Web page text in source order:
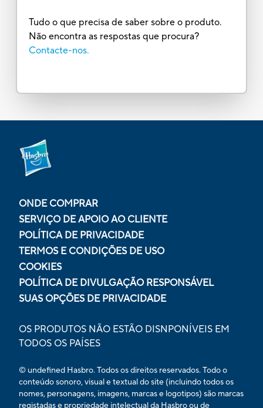
Tudo o que precisa de saber sobre o produto.
Não encontra as respostas que procura?
Contacte-nos.
ONDE COMPRAR
SERVIÇO DE APOIO AO CLIENTE
POLÍTICA DE PRIVACIDADE
TERMOS E CONDIÇÕES DE USO
COOKIES
POLÍTICA DE DIVULGAÇÃO RESPONSÁVEL
SUAS OPÇÕES DE PRIVACIDADE
OS PRODUTOS NÃO ESTÃO DISNPONÍVEIS EM
TODOS OS PAÍSES
© undefined Hasbro. Todos os direitos reservados. Todo o
conteúdo sonoro, visual e textual do site (incluindo todos os
nomes, personagens, imagens, marcas e logotipos) são marcas
registadas e propriedade intelectual da Hasbro ou de